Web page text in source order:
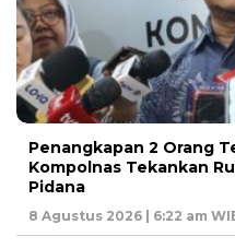
Penangkapan 2 Orang
Kompolnas Tekankan
Pidana
8 Agustus 2026 | 6:22 am